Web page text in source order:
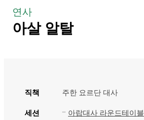
연사
아살 알탈
직책 주한 요르단 대사
세션
아랍대사 라운드테이블